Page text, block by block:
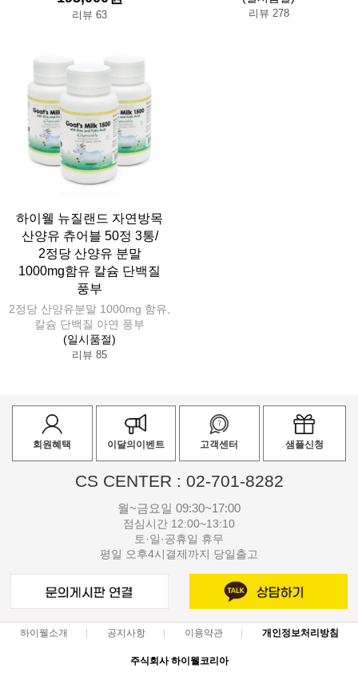
리뷰 63 리뷰 278
하이웰 뉴질랜드 자연방목
산양유 츄어블 50정 3통/
2정당 산양유 분말
1000mg함유 칼슘 단백질
풍부
2정당 산양유분말 1000mg 함유,
칼슘 단백질 아연 풍부
(일시품절)
리뷰 85
회원혜택 이달의이벤트 고객센터 샘플신청
CS CENTER : 02-701-8282
월~금요일 09:30~17:00
점심시간 12:00~13:10
토·일·공휴일 휴무
평일 오후4시결제까지 당일출고
하이웰소개 공지사항 이용약관 개인정보처리방침
주식회사 하이웰코리아